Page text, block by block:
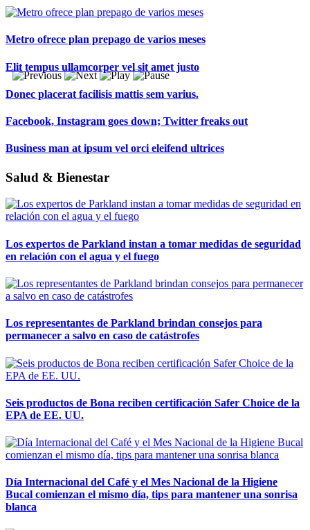
Metro ofrece plan prepago de varios meses
Elit tempus ullamcorper vel sit amet justo
Donec placerat facilisis mattis sem varius.
Facebook, Instagram goes down; Twitter freaks out
Business man at ipsum vel orci eleifend ultrices
Salud & Bienestar
Los expertos de Parkland instan a tomar medidas de seguridad
en relación con el agua y el fuego
Los representantes de Parkland brindan consejos para
permanecer a salvo en caso de catástrofes
Seis productos de Bona reciben certificación Safer Choice de la
EPA de EE. UU.
Día Internacional del Café y el Mes Nacional de la Higiene
Bucal comienzan el mismo día, tips para mantener una sonrisa
blanca